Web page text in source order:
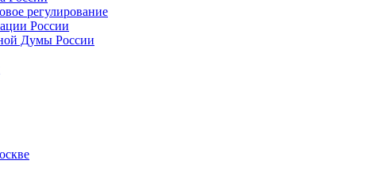
регулирование
России
Думы России